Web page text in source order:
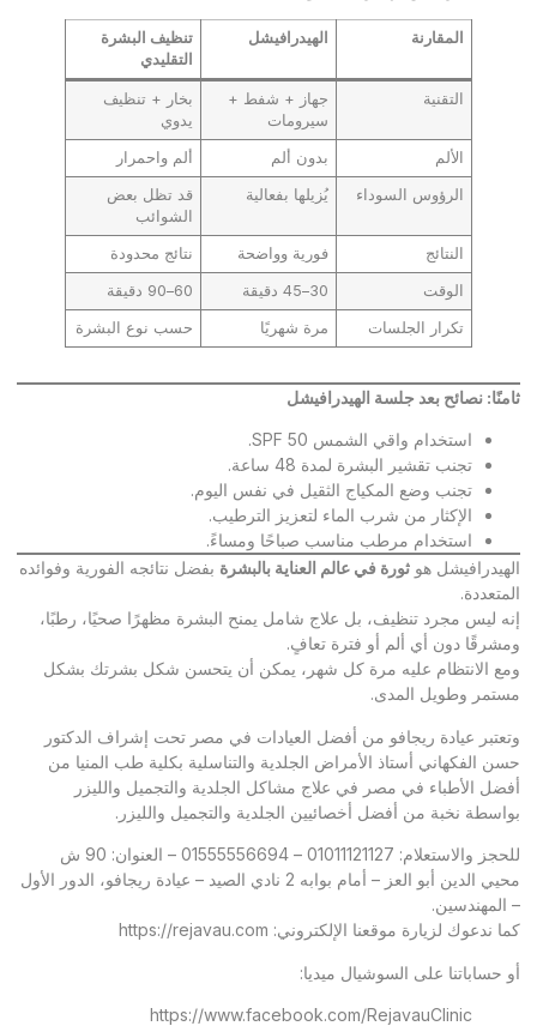
المقارنة الهيدرافيشل
تنظيف البشرة
التقليدي
التقنية
جهاز + شفط +
سيرومات
بخار + تنظيف
يدوي
الألم بدون ألم ألم واحمرار
الرؤوس السوداء يُزيلها بفعالية
قد تظل بعض
الشوائب
النتائج فورية وواضحة نتائج محدودة
الوقت 30–45 دقيقة 60–90 دقيقة
تكرار الجلسات مرة شهريًا حسب نوع البشرة
ثامنًا: نصائح بعد جلسة الهيدرافيشل
استخدام واقي الشمس SPF 50.
تجنب تقشير البشرة لمدة 48 ساعة.
تجنب وضع المكياج الثقيل في نفس اليوم.
الإكثار من شرب الماء لتعزيز الترطيب.
استخدام مرطب مناسب صباحًا ومساءً.
الهيدرافيشل هو ثورة في عالم العناية بالبشرة بفضل نتائجه الفورية وفوائده
المتعددة.
إنه ليس مجرد تنظيف، بل علاج شامل يمنح البشرة مظهرًا صحيًا، رطبًا،
ومشرقًا دون أي ألم أو فترة تعافٍ.
ومع الانتظام عليه مرة كل شهر، يمكن أن يتحسن شكل بشرتك بشكل
مستمر وطويل المدى.
وتعتبر عيادة ريجافو من أفضل العيادات في مصر تحت إشراف الدكتور
حسن الفكهاني أستاذ الأمراض الجلدية والتناسلية بكلية طب المنيا من
أفضل الأطباء في مصر في علاج مشاكل الجلدية والتجميل والليزر
بواسطة نخبة من أفضل أخصائيين الجلدية والتجميل والليزر.
للحجز والاستعلام: 01011121127 – 01555556694 – العنوان: 90 ش
محيي الدين أبو العز – أمام بوابه 2 نادي الصيد – عيادة ريجافو، الدور الأول
– المهندسين.
كما ندعوك لزيارة موقعنا الإلكتروني: https://rejavau.com
أو حساباتنا على السوشيال ميديا:
https://www.facebook.com/RejavauClinic